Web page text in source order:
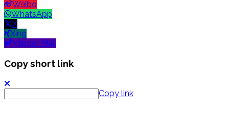
Weibo
WhatsApp
X
Xing
Yahoo! Mail
Copy short link
Copy link